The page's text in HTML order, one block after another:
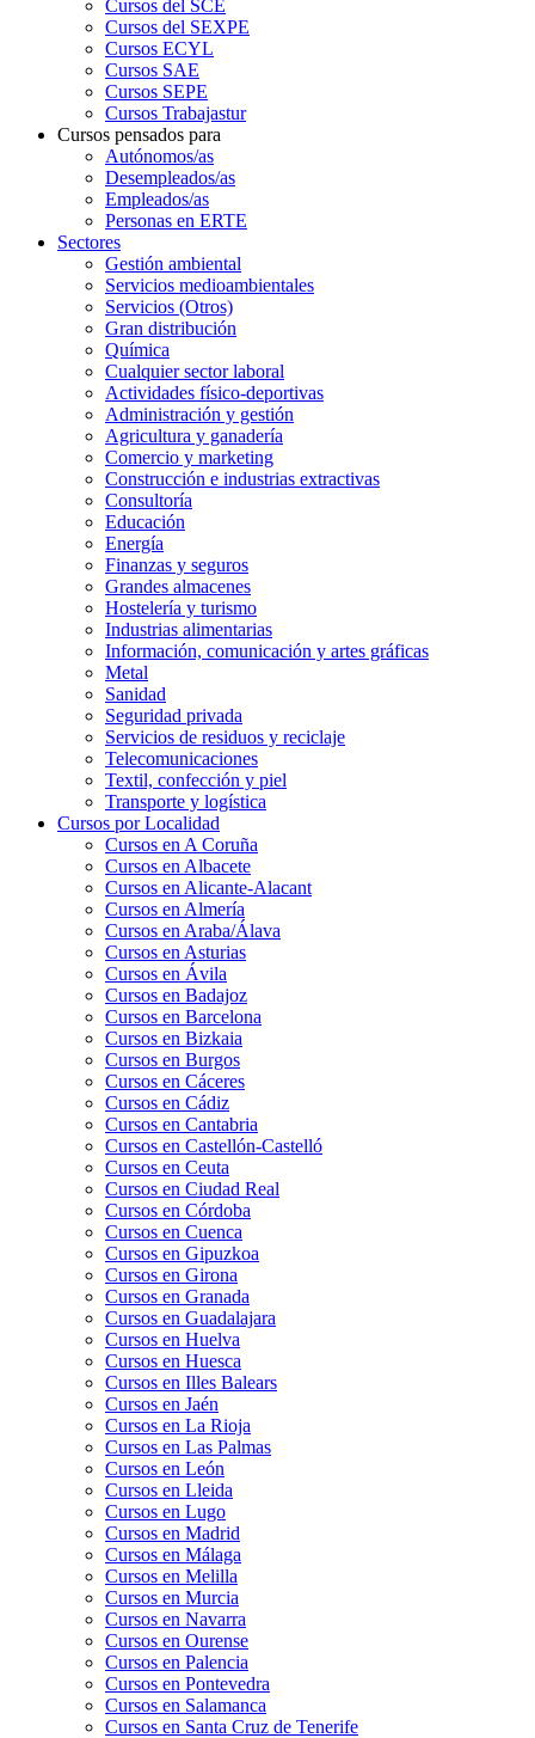
Cursos del SCE
Cursos del SEXPE
Cursos ECYL
Cursos SAE
Cursos SEPE
Cursos Trabajastur
Cursos pensados para
Autónomos/as
Desempleados/as
Empleados/as
Personas en ERTE
Sectores
Gestión ambiental
Servicios medioambientales
Servicios (Otros)
Gran distribución
Química
Cualquier sector laboral
Actividades físico-deportivas
Administración y gestión
Agricultura y ganadería
Comercio y marketing
Construcción e industrias extractivas
Consultoría
Educación
Energía
Finanzas y seguros
Grandes almacenes
Hostelería y turismo
Industrias alimentarias
Información, comunicación y artes gráficas
Metal
Sanidad
Seguridad privada
Servicios de residuos y reciclaje
Telecomunicaciones
Textil, confección y piel
Transporte y logística
Cursos por Localidad
Cursos en A Coruña
Cursos en Albacete
Cursos en Alicante-Alacant
Cursos en Almería
Cursos en Araba/Álava
Cursos en Asturias
Cursos en Ávila
Cursos en Badajoz
Cursos en Barcelona
Cursos en Bizkaia
Cursos en Burgos
Cursos en Cáceres
Cursos en Cádiz
Cursos en Cantabria
Cursos en Castellón-Castelló
Cursos en Ceuta
Cursos en Ciudad Real
Cursos en Córdoba
Cursos en Cuenca
Cursos en Gipuzkoa
Cursos en Girona
Cursos en Granada
Cursos en Guadalajara
Cursos en Huelva
Cursos en Huesca
Cursos en Illes Balears
Cursos en Jaén
Cursos en La Rioja
Cursos en Las Palmas
Cursos en León
Cursos en Lleida
Cursos en Lugo
Cursos en Madrid
Cursos en Málaga
Cursos en Melilla
Cursos en Murcia
Cursos en Navarra
Cursos en Ourense
Cursos en Palencia
Cursos en Pontevedra
Cursos en Salamanca
Cursos en Santa Cruz de Tenerife